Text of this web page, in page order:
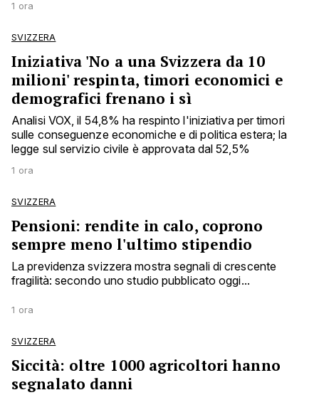
1 ora
SVIZZERA
Iniziativa 'No a una Svizzera da 10
milioni' respinta, timori economici e
demografici frenano i sì
Analisi VOX, il 54,8% ha respinto l'iniziativa per timori
sulle conseguenze economiche e di politica estera; la
legge sul servizio civile è approvata dal 52,5%
1 ora
SVIZZERA
Pensioni: rendite in calo, coprono
sempre meno l'ultimo stipendio
La previdenza svizzera mostra segnali di crescente
fragilità: secondo uno studio pubblicato oggi...
1 ora
SVIZZERA
Siccità: oltre 1000 agricoltori hanno
segnalato danni